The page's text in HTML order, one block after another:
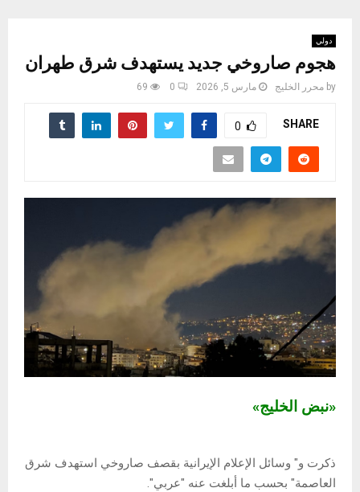
دولي
هجوم صاروخي جديد يستهدف شرق طهران
by محرر الخليج مارس 5, 2026 0
69
SHARE
0
«نبض الخليج»
ذكرت و" وسائل الإعلام الإيرانية بقصف صاروخي استهدف شرق
العاصمة" بحسب ما أبلغت عنه "عربي".